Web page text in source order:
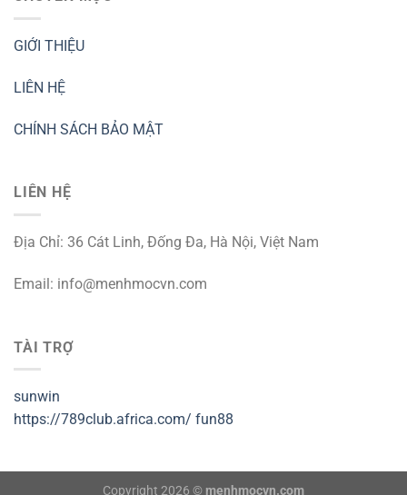
GIỚI THIỆU
LIÊN HỆ
CHÍNH SÁCH BẢO MẬT
LIÊN HỆ
Địa Chỉ: 36 Cát Linh, Đống Đa, Hà Nội, Việt Nam
Email: info@menhmocvn.com
TÀI TRỢ
sunwin
https://789club.africa.com/ fun88
Copyright 2026 © menhmocvn.com